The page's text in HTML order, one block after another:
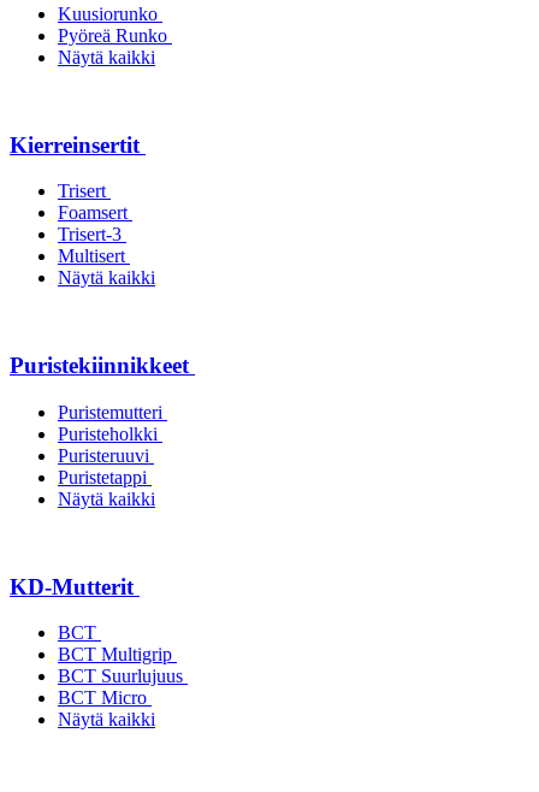
Kuusiorunko
Pyöreä Runko
Näytä kaikki
Kierreinsertit
Trisert
Foamsert
Trisert-3
Multisert
Näytä kaikki
Puristekiinnikkeet
Puristemutteri
Puristeholkki
Puristeruuvi
Puristetappi
Näytä kaikki
KD-Mutterit
BCT
BCT Multigrip
BCT Suurlujuus
BCT Micro
Näytä kaikki